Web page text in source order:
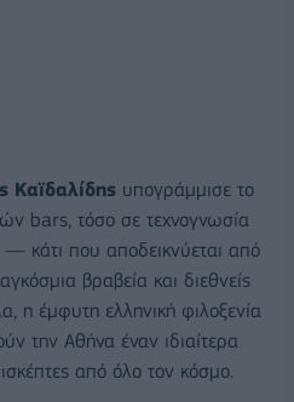
Καϊδαλίδης υπογράμμισε το
bars, τόσο σε τεχνογνωσία
— κάτι που αποδεικνύεται από
βραβεία και διεθνείς
η έμφυτη ελληνική φιλοξενία
την Αθήνα έναν ιδιαίτερα
από όλο τον κόσμο.